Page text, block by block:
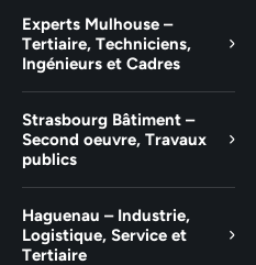
Experts Mulhouse –
Tertiaire, Techniciens,
Ingénieurs et Cadres
Strasbourg Bâtiment –
Second oeuvre, Travaux
publics
Haguenau – Industrie,
Logistique, Service et
Tertiaire